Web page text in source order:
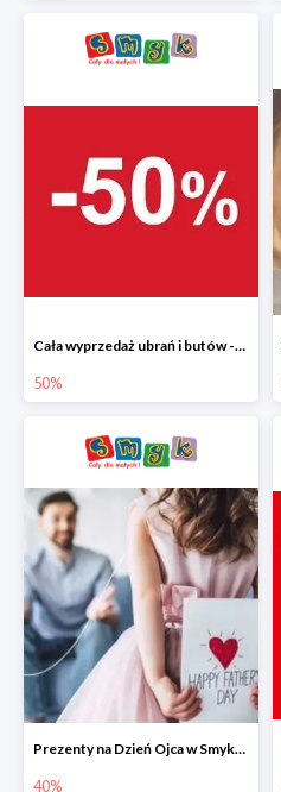
Cała wyprzedaż ubrań i butów -50%
50%
Prezenty na Dzień Ojca w Smyku do -40%
40%